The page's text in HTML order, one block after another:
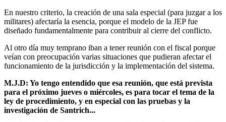
En nuestro criterio, la creación de una sala especial (para juzgar a los
militares) afectaría la esencia, porque el modelo de la JEP fue
diseñado fundamentalmente para contribuir al cierre del conflicto.
Al otro día muy temprano iban a tener reunión con el fiscal porque
veían con preocupación varias situaciones que pudieran afectar el
funcionamiento de la jurisdicción y la implementación del sistema.
M.J.D: Yo tengo entendido que esa reunión, que está prevista
para el próximo jueves o miércoles, es para tocar el tema de la
ley de procedimiento, y en especial con las pruebas y la
investigación de Santrich...